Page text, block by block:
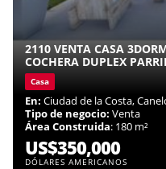
2110 VENTA CASA
COCHERA DUPLEX
Casa
En: Ciudad de la Costa,
Tipo de negocio: Venta
Área Construida: 180 m²
US$350,000
DÓLARES AMERICANOS